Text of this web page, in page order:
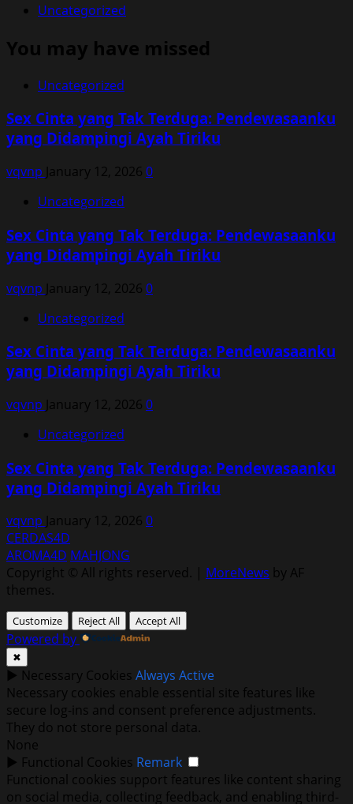
Uncategorized
You may have missed
Uncategorized
Sex Cinta yang Tak Terduga: Pendewasaanku
yang Didampingi Ayah Tiriku
vqvnp January 12, 2026 0
Uncategorized
Sex Cinta yang Tak Terduga: Pendewasaanku
yang Didampingi Ayah Tiriku
vqvnp January 12, 2026 0
Uncategorized
Sex Cinta yang Tak Terduga: Pendewasaanku
yang Didampingi Ayah Tiriku
vqvnp January 12, 2026 0
Uncategorized
Sex Cinta yang Tak Terduga: Pendewasaanku
yang Didampingi Ayah Tiriku
vqvnp January 12, 2026 0
CERDAS4D
AROMA4D MAHJONG
Copyright © All rights reserved. | MoreNews by AF
themes.
Customize Reject All Accept All
Powered by
✖
► Necessary Cookies Always Active
Necessary cookies enable essential site features like
secure log-ins and consent preference adjustments.
They do not store personal data.
None
► Functional Cookies Remark
Functional cookies support features like content sharing
on social media, collecting feedback, and enabling third-